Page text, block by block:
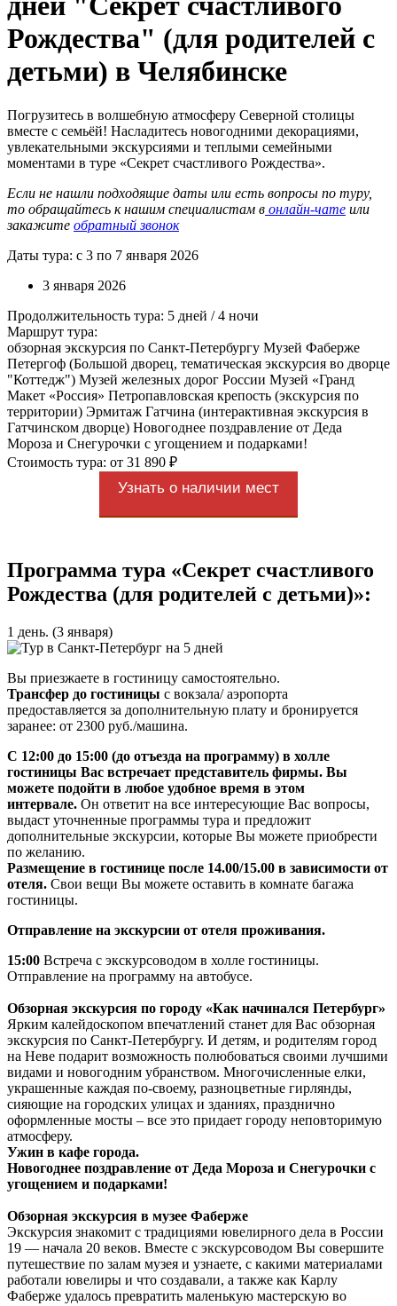
Рождества" (для родителей с
детьми) в Челябинске
Погрузитесь в волшебную атмосферу Северной столицы
вместе с семьёй! Насладитесь новогодними декорациями,
увлекательными экскурсиями и теплыми семейными
моментами в туре «Секрет счастливого Рождества».
Если не нашли подходящие даты или есть вопросы по туру,
то обращайтесь к нашим специалистам в онлайн-чате или
закажите обратный звонок
Даты тура: с 3 по 7 января 2026
3 января 2026
Продолжительность тура: 5 дней / 4 ночи
Маршрут тура:
обзорная экскурсия по Санкт-Петербургу Музей Фаберже
Петергоф (Большой дворец, тематическая экскурсия во дворце
"Коттедж") Музей железных дорог России Музей «Гранд
Макет «Россия» Петропавловская крепость (экскурсия по
территории) Эрмитаж Гатчина (интерактивная экскурсия в
Гатчинском дворце) Новогоднее поздравление от Деда
Мороза и Снегурочки с угощением и подарками!
Стоимость тура: от 31 890 ₽
Узнать о наличии мест
Программа тура «Секрет счастливого
Рождества (для родителей с детьми)»:
1 день. (3 января)
Вы приезжаете в гостиницу самостоятельно.
Трансфер до гостиницы с вокзала/ аэропорта
предоставляется за дополнительную плату и бронируется
заранее: от 2300 руб./машина.
С 12:00 до 15:00 (до отъезда на программу) в холле
гостиницы Вас встречает представитель фирмы. Вы
можете подойти в любое удобное время в этом
интервале. Он ответит на все интересующие Вас вопросы,
выдаст уточненные программы тура и предложит
дополнительные экскурсии, которые Вы можете приобрести
по желанию.
Размещение в гостинице после 14.00/15.00 в зависимости от
отеля. Свои вещи Вы можете оставить в комнате багажа
гостиницы.
Отправление на экскурсии от отеля проживания.
15:00 Встреча с экскурсоводом в холле гостиницы.
Отправление на программу на автобусе.
Обзорная экскурсия по городу «Как начинался Петербург»
Ярким калейдоскопом впечатлений станет для Вас обзорная
экскурсия по Санкт-Петербургу. И детям, и родителям город
на Неве подарит возможность полюбоваться своими лучшими
видами и новогодним убранством. Многочисленные елки,
украшенные каждая по-своему, разноцветные гирлянды,
сияющие на городских улицах и зданиях, празднично
оформленные мосты – все это придает городу неповторимую
атмосферу.
Ужин в кафе города.
Новогоднее поздравление от Деда Мороза и Снегурочки с
угощением и подарками!
Обзорная экскурсия в музее Фаберже
Экскурсия знакомит с традициями ювелирного дела в России
19 — начала 20 веков. Вместе с экскурсоводом Вы совершите
путешествие по залам музея и узнаете, с какими материалами
работали ювелиры и что создавали, а также как Карлу
Фаберже удалось превратить маленькую мастерскую во